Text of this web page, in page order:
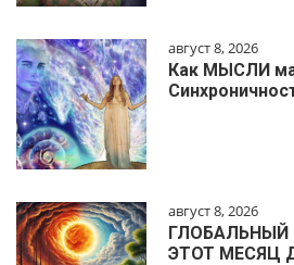
август 8, 2026
Как МЫСЛИ
август 8, 2026
ГЛОБАЛЬНЫЙ
ЭТОТ МЕСЯЦ